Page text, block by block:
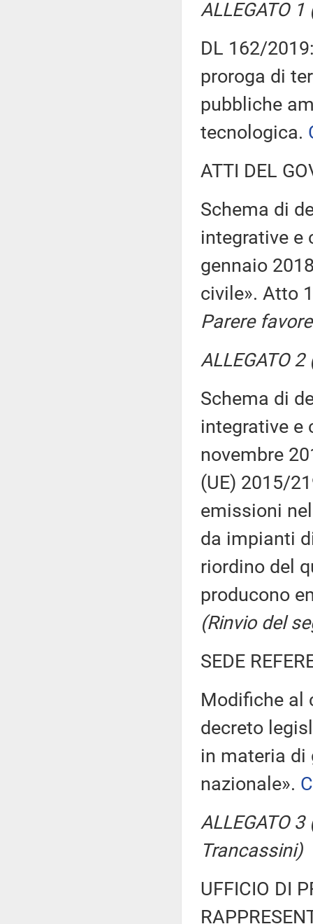
ALLEGATO
DL 162/
proroga di
pubbliche
tecnologica.
ATTI DEL
Schema di
integrative e
gennaio
civile». Atto
Parere
ALLEGATO
Schema di
integrative e
novembre
(UE) 2015/
emissioni
da impianti
riordino del
producono
(Rinvio del
SEDE
Modifiche al
decreto
in materia di
nazionale».
ALLEGATO
Trancassini)
UFFICIO DI